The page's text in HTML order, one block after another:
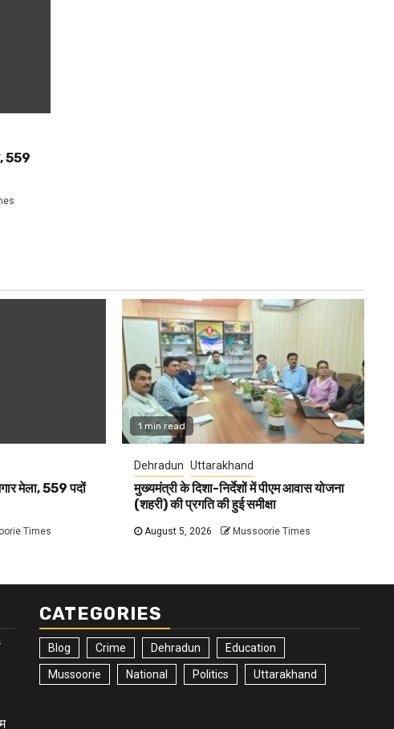
559
मेला, 559 पदों
Times
1 min read
Dehradun Uttarakhand
मुख्यमंत्री के दिशा-निर्देशों में पीएम आवास योजना
(शहरी) की प्रगति की हुई समीक्षा
August 5, 2026 Mussoorie Times
CATEGORIES
Blog Crime Dehradun Education
Mussoorie National Politics Uttarakhand